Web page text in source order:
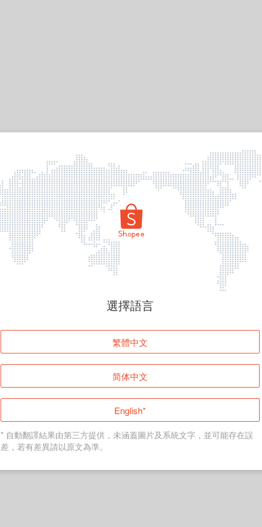
頁面無法顯示
登入
返回首頁
選擇語言
繁體中文
简体中文
English*
* 自動翻譯結果由第三方提供，未涵蓋圖片及系統文字，並可能存在誤
差，若有差異請以原文為準。